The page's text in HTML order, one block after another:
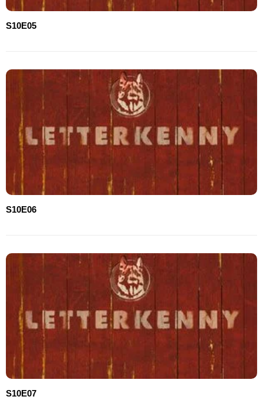
S10E05
S10E06
S10E07